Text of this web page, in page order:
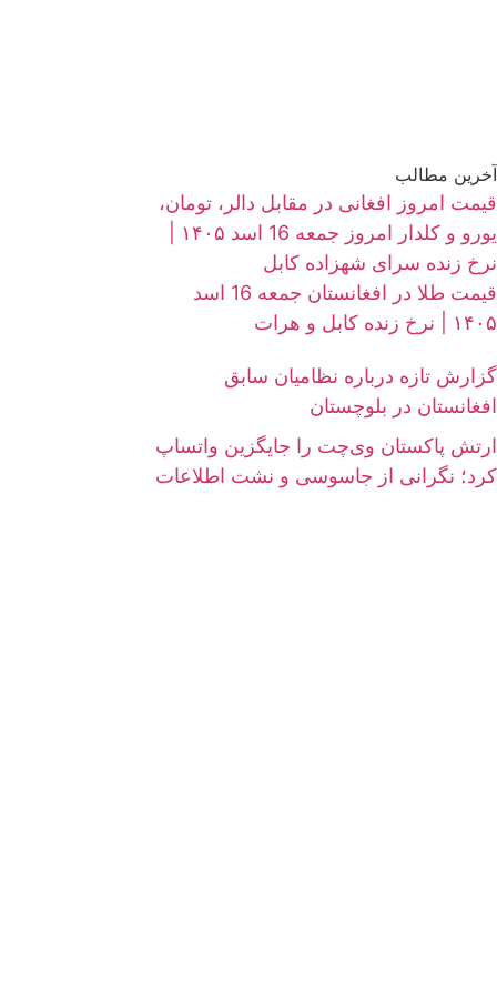
آخرین مطالب
قیمت امروز افغانی در مقابل دالر، تومان،
نرخ زنده سرای شهزاده کابل
قیمت طلا در افغانستان جمعه 16 اسد
۱۴۰۵ | نرخ زنده کابل و هرات
گزارش تازه درباره نظامیان سابق
افغانستان در بلوچستان
ارتش پاکستان وی‌چت را جایگزین واتساپ
کرد؛ نگرانی از جاسوسی و نشت اطلاعات